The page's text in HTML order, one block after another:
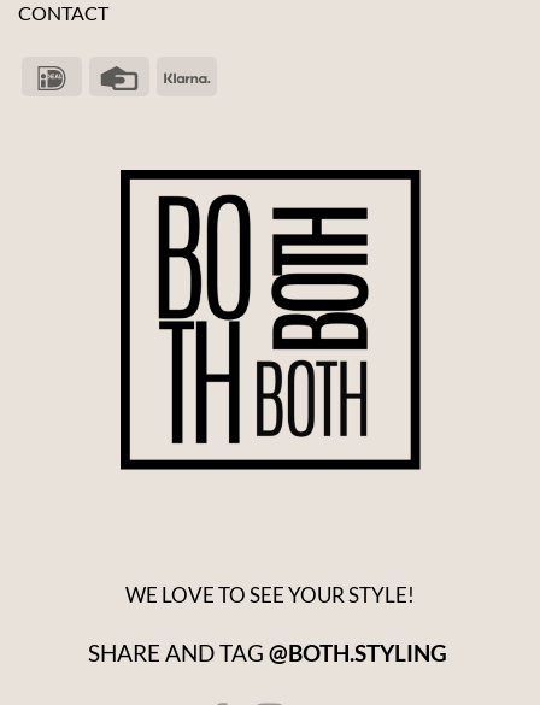
CONTACT
WE LOVE TO SEE YOUR STYLE!
SHARE AND TAG @BOTH.STYLING